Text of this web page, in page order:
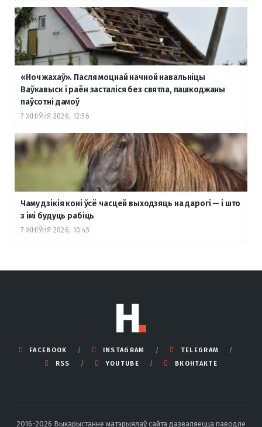
«Ноч жахаў». Пасля моцнай начной навальніцы
Ваўкавыск і раён засталіся без святла, пашкоджаны
паўсотні дамоў
7 ЖНІЎНЯ 2026, 12:56
Чаму дзікія коні ўсё часцей выходзяць на дарогі — і што
з імі будуць рабіць
7 ЖНІЎНЯ 2026, 10:45
FACEBOOK INSTAGRAM
TELEGRAM
RSS
YOUTUBE ВКОНТАКТЕ
2016-2026 Выкарыстанне матэрыялаў сайта дазваляецца паводле